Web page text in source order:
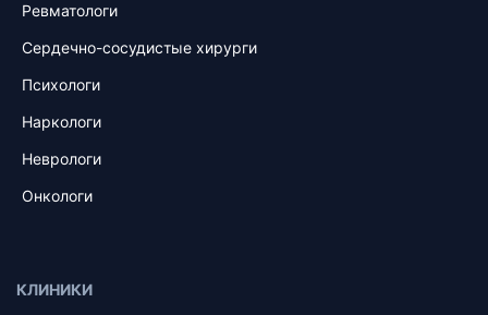
Ревматологи
Сердечно-сосудистые хирурги
Психологи
Наркологи
Неврологи
Онкологи
КЛИНИКИ